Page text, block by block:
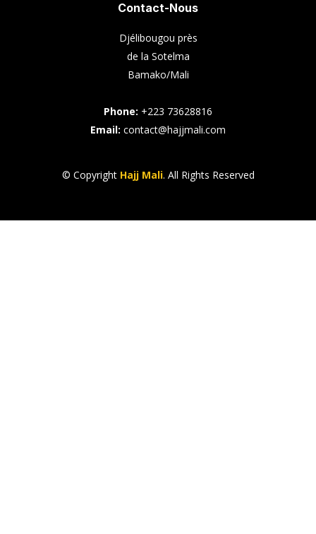
Contact-Nous
Djélibougou près
de la Sotelma
Bamako/Mali
Phone: +223 73628816
Email: contact@hajjmali.com
© Copyright Hajj Mali. All Rights Reserved